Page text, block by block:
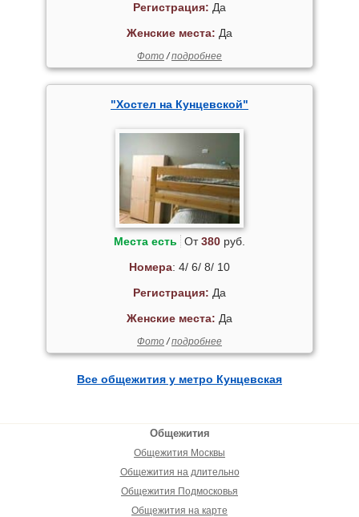
Регистрация: Да
Женские места: Да
Фото/подробнее
"Хостел на Кунцевской"
Места есть От380руб.
Номера: 4/ 6/ 8/ 10
Регистрация: Да
Женские места: Да
Фото/подробнее
Все общежития у метро Кунцевская
Общежития
Общежития Москвы
Общежития на длительно
Общежития Подмосковья
Общежития на карте